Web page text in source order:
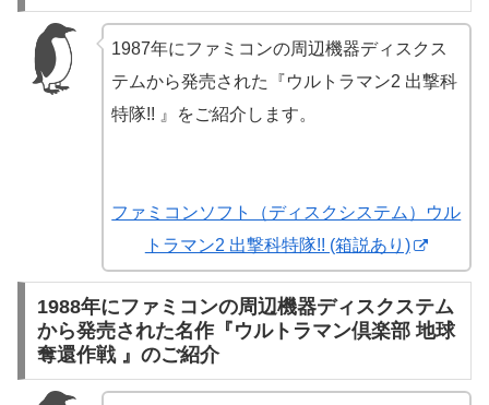
1987年にファミコンの周辺機器ディスクス
テムから発売された『ウルトラマン2 出撃科
特隊!! 』をご紹介します。
ファミコンソフト（ディスクシステム）ウル
トラマン2 出撃科特隊!! (箱説あり)
1988年にファミコンの周辺機器ディスクステム
から発売された名作『ウルトラマン倶楽部 地球
奪還作戦 』のご紹介